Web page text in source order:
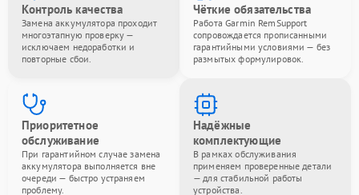
Контроль качества
Замена аккумулятора проходит
многоэтапную проверку —
исключаем недоработки и
повторные сбои.
Чёткие обязательства
Работа Garmin RemSupport
сопровождается прописанными
гарантийными условиями — без
размытых формулировок.
Приоритетное
обслуживание
При гарантийном случае замена
аккумулятора выполняется вне
очереди — быстро устраняем
проблему.
Надёжные
комплектующие
В рамках обслуживания
применяем проверенные детали
— для стабильной работы
устройства.